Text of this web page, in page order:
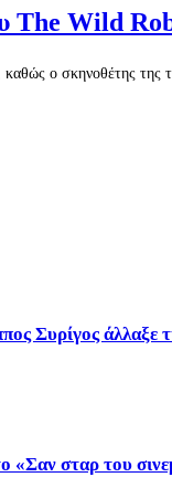
The Wild
ο σκηνοθέτης της
Συρίγος άλλαξε
«Σαν σταρ του